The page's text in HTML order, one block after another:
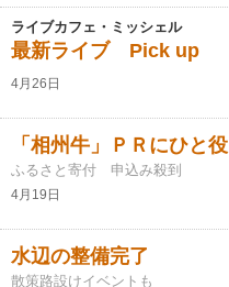
ライブカフェ・ミッシェル
最新ライブ Pick up
4月26日
「相州牛」ＰＲにひと役
ふるさと寄付 申込み殺到
4月19日
水辺の整備完了
散策路設けイベントも